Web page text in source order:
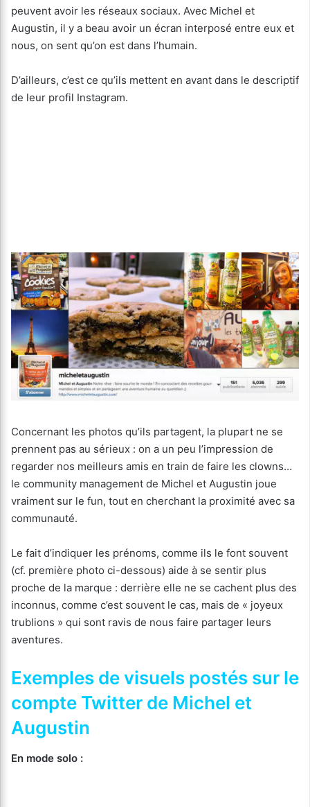
peuvent avoir les réseaux sociaux. Avec Michel et
Augustin, il y a beau avoir un écran interposé entre eux et
nous, on sent qu’on est dans l’humain.
D’ailleurs, c’est ce qu’ils mettent en avant dans le descriptif
de leur profil Instagram.
Concernant les photos qu’ils partagent, la plupart ne se
prennent pas au sérieux : on a un peu l’impression de
regarder nos meilleurs amis en train de faire les clowns…
le community management de Michel et Augustin joue
vraiment sur le fun, tout en cherchant la proximité avec sa
communauté.
Le fait d’indiquer les prénoms, comme ils le font souvent
(cf. première photo ci-dessous) aide à se sentir plus
proche de la marque : derrière elle ne se cachent plus des
inconnus, comme c’est souvent le cas, mais de « joyeux
trublions » qui sont ravis de nous faire partager leurs
aventures.
Exemples de visuels postés sur le
compte Twitter de Michel et
Augustin
En mode solo :